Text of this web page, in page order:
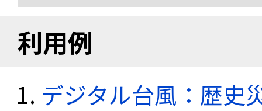
利用例
デジタル台風：歴史